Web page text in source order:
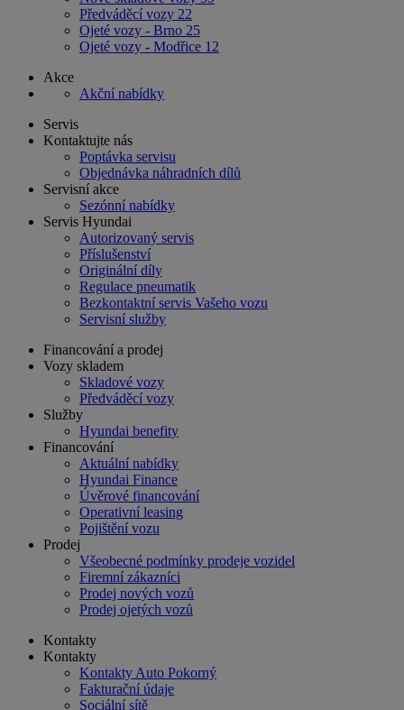
Předváděcí vozy 22
Ojeté vozy - Brno 25
Ojeté vozy - Modřice 12
Akce
Akční nabídky
Servis
Kontaktujte nás
Poptávka servisu
Objednávka náhradních dílů
Servisní akce
Sezónní nabídky
Servis Hyundai
Autorizovaný servis
Příslušenství
Originální díly
Regulace pneumatik
Bezkontaktní servis Vašeho vozu
Servisní služby
Financování a prodej
Vozy skladem
Skladové vozy
Předváděcí vozy
Služby
Hyundai benefity
Financování
Aktuální nabídky
Hyundai Finance
Úvěrové financování
Operativní leasing
Pojištění vozu
Prodej
Všeobecné podmínky prodeje vozidel
Firemní zákazníci
Prodej nových vozů
Prodej ojetých vozů
Kontakty
Kontakty
Kontakty Auto Pokorný
Fakturační údaje
Sociální sítě